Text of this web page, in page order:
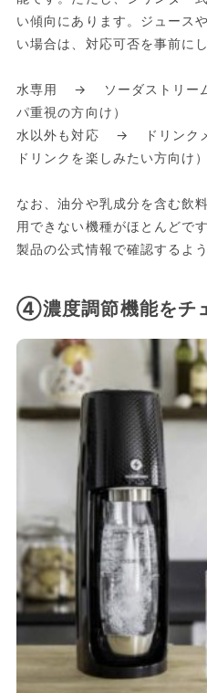
い傾向にあります。ジュース
い場合は、対応可否を事前に
水専用 → ソーダストリーム
パ重視の方向け）
水以外も対応 → ドリンクメ
ドリンクを楽しみたい方向け）
なお、油分や乳成分を含む飲
用できない機種がほとんどで
製品の公式情報で確認するよ
④濃度調節機能をチ